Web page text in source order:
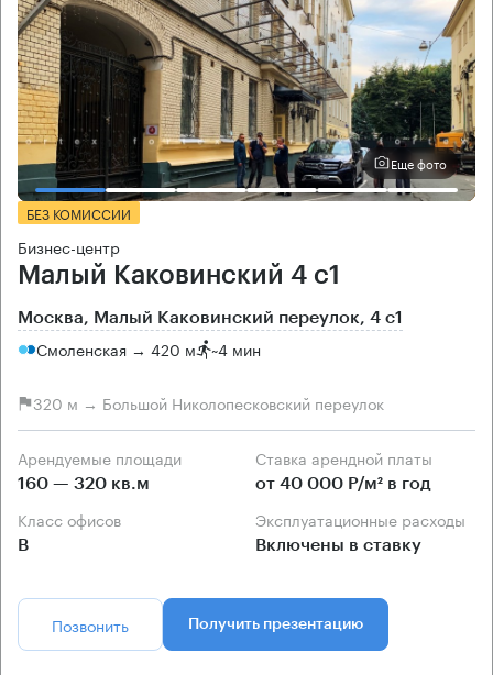
Еще фото
БЕЗ КОМИССИИ
Бизнес-центр
Малый Каковинский 4 с1
Москва, Малый Каковинский переулок, 4 с1
Смоленская → 420 м ~4 мин
320 м → Большой Николопесковский переулок
Арендуемые площади
160 — 320 кв.м
Ставка арендной платы
от 40 000 Р/м² в год
Класс офисов
B
Эксплуатационные расходы
Включены в ставку
Позвонить Получить презентацию